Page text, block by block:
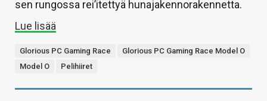
sen rungossa rei’itettyä hunajakennorakennetta.
Lue lisää
Glorious PC Gaming Race
Glorious PC Gaming Race Model O
Model O
Pelihiiret